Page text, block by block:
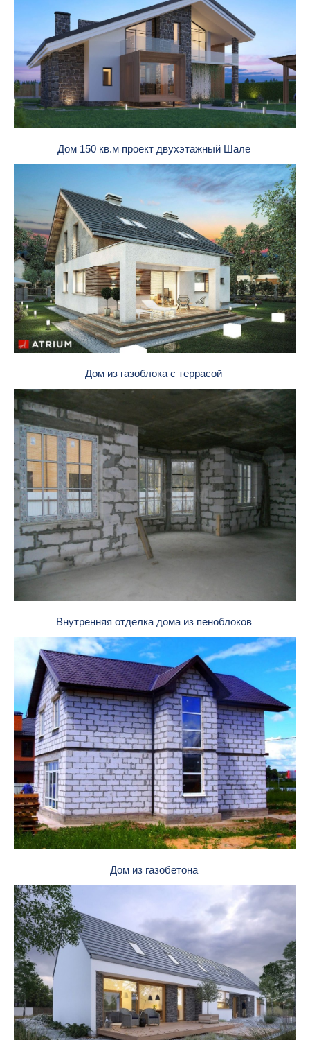
Дом 150 кв.м проект двухэтажный Шале
Дом из газоблока с террасой
Внутренняя отделка дома из пеноблоков
Дом из газобетона